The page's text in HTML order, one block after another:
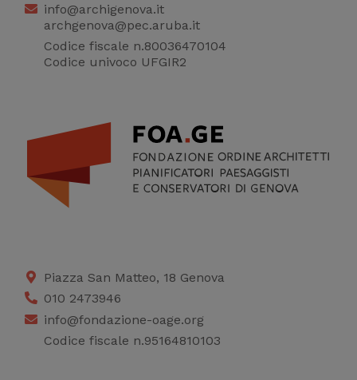
info@archigenova.it
archgenova@pec.aruba.it
Codice fiscale n.80036470104
Codice univoco UFGIR2
Piazza San Matteo, 18 Genova
010 2473946
info@fondazione-oage.org
Codice fiscale n.95164810103